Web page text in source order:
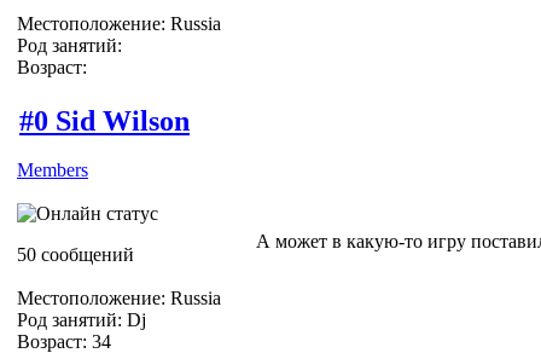
Местоположение: Russia
Род занятий:
Возраст:
#0 Sid Wilson
Members
50 сообщений
Местоположение: Russia
Род занятий: Dj
Возраст: 34
А может в какую-то игру